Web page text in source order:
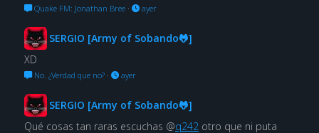
Quake FM: Jonathan Bree· ayer
SERGIO [Army of Sobando🐸]
XD
No. ¿Verdad que no?· ayer
SERGIO [Army of Sobando🐸]
Qué cosas tan raras escuchas @q242 otro que ni puta